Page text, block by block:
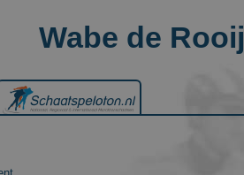
Wabe de Rooij